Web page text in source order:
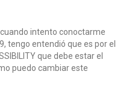
intento conoctarme
tengo entendió que es por el
que debe estar el
puedo cambiar este